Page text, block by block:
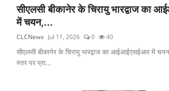
सीएलसी बीकानेर के चिरायु भारद्वाज का
में चयन,...
CLCNews Jul 11, 2026 0 40
सीएलसी बीकानेर के चिरायु भारद्वाज का आईआईएसईआर में
स्तर पर प्रा...